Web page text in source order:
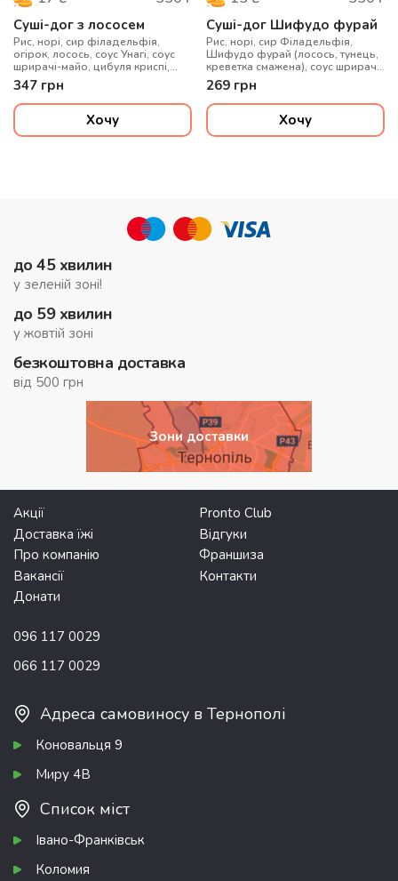
Суші-дог з лососем
Рис, норі, сир філадельфія,
огірок, лосось, соус Унагі, соус
шрирачі-майо, цибуля криспі,
цибуля зелена, сухарі панко
347 грн
Хочу
Суші-дог Шифудо фурай
Рис, норі, сир Філадельфія,
Шифудо фурай (лосось, тунець,
креветка смажена), соус шрирачі-
майо, салат Айсберг, цибуля
криспі, соус унагі, соус солодкий
чилі, кунжут, сухарі панко
269 грн
Хочу
до 45 хвилин
у зеленій зоні!
до 59 хвилин
у жовтій зоні
безкоштовна доставка
від 500 грн
Зони доставки
Акції
Pronto Club
Доставка їжі
Відгуки
Про компанію
Франшиза
Вакансії
Контакти
Донати
096 117 0029
066 117 0029
Адреса самовиносу в Тернополі
Коновальця 9
Миру 4В
Список міст
Івано-Франківськ
Коломия